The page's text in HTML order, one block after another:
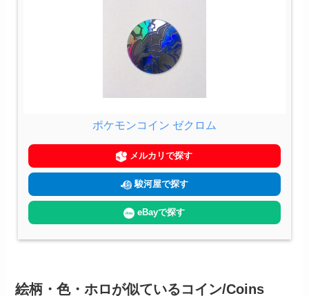
ポケモンコイン ゼクロム
メルカリで探す
駿河屋で探す
eBayで探す
絵柄・色・ホロが似ているコイン/Coins